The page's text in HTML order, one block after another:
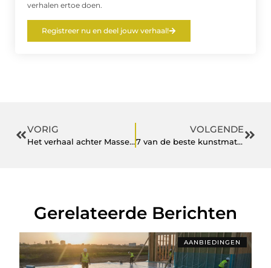
verhalen ertoe doen.
Registreer nu en deel jouw verhaal!
VORIG
Het verhaal achter Masseria Borgo dei Trulli
VOLGENDE
7 van de beste kunstmatige kerstbomen die er bijna echt uitzien
Gerelateerde Berichten
AANBIEDINGEN